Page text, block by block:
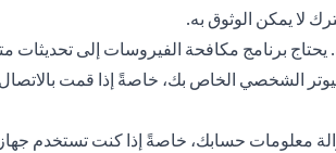
لا يمكن الوثوق به.
برنامج مكافحة الفيروسات إلى تحديثات
الشخصي الخاص بك، خاصةً إذا قمت
معلومات حسابك، خاصةً إذا كنت تستخدم